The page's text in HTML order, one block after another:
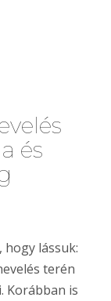
és
hogy lássuk:
terén
Korábban is